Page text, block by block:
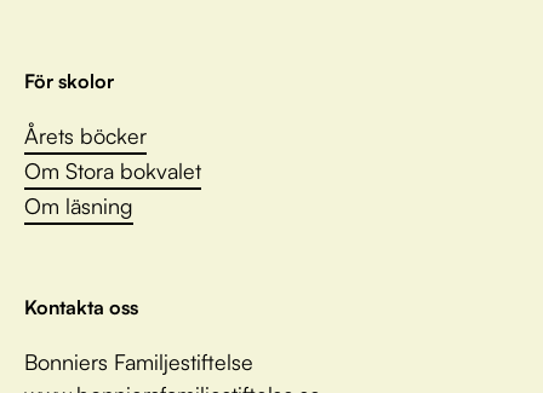
För skolor
Årets böcker
Om Stora bokvalet
Om läsning
Kontakta oss
Bonniers Familjestiftelse